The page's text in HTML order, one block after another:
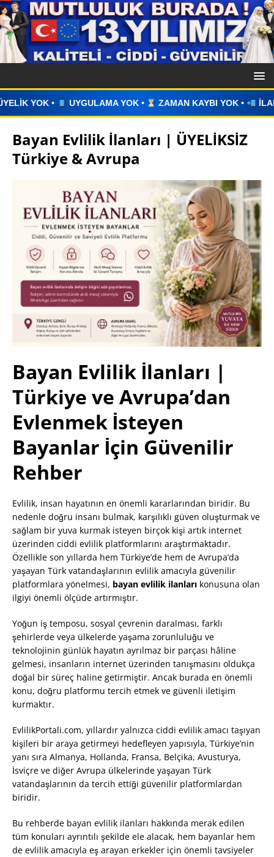
YOK • ZAMAN KAYBI YOK • İLAN VERİN •
Bayan Evlilik İlanları | ÜYELİKSİZ
Türkiye & Avrupa
Bayan Evlilik İlanları |
Türkiye ve Avrupa’dan
Evlenmek İsteyen
Bayanlar İçin Güvenilir
Rehber
Evlilik, insan hayatının en önemli kararlarından biridir. Bu
nedenle doğru insanı bulmak, karşılıklı güven oluşturmak ve
sağlam bir yuva kurmak isteyen birçok kişi artık internet
üzerinden ciddi evlilik platformlarını araştırmaktadır.
Özellikle son yıllarda hem Türkiye’de hem de Avrupa’da
yaşayan Türk vatandaşlarının evlilik amacıyla güvenilir
platformlara yönelmesi, bayan evlilik ilanları konusuna olan
ilgiyi önemli ölçüde artırmıştır.
Yoğun iş temposu, sosyal çevrenin daralması, farklı
şehirlerde veya ülkelerde yaşama zorunluluğu ve
teknolojinin günlük hayatın ayrılmaz bir parçası hâline
gelmesi, insanların internet üzerinden tanışmasını oldukça
doğal bir süreç haline getirmiştir. Ancak burada en önemli
konu, doğru platformu tercih etmek ve güvenli iletişim
kurmaktır.
EvlilikPortali.com, yıllardır yalnızca ciddi evlilik amacı taşıyan
kişileri bir araya getirmeyi hedefleyen yapısıyla, Türkiye’nin
yanı sıra Almanya, Hollanda, Fransa, Belçika, Avusturya,
İsviçre ve diğer Avrupa ülkelerinde yaşayan Türk
vatandaşlarının da tercih ettiği güvenilir platformlardan
biridir.
Bu rehberde bayan evlilik ilanları hakkında merak edilen
tüm konuları ayrıntılı şekilde ele alacak, hem bayanlar hem
de evlilik amacıyla eş arayan erkekler için önemli tavsiyeler